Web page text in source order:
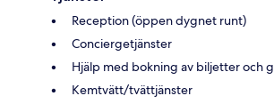
Reception (öppen dygnet runt)
Conciergetjänster
Hjälp med bokning av biljetter och
Kemtvätt/tvättjänster